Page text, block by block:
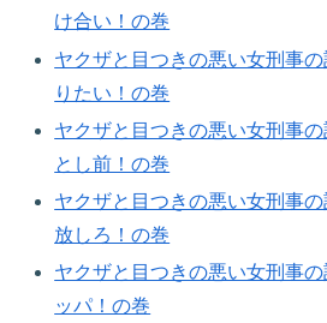
け合い！の巻​
ヤクザと目つきの悪い女刑事
りたい！の巻​
ヤクザと目つきの悪い女刑事
とし前！の巻​
ヤクザと目つきの悪い女刑事
放しろ！の巻​
ヤクザと目つきの悪い女刑事
ッパ！の巻​